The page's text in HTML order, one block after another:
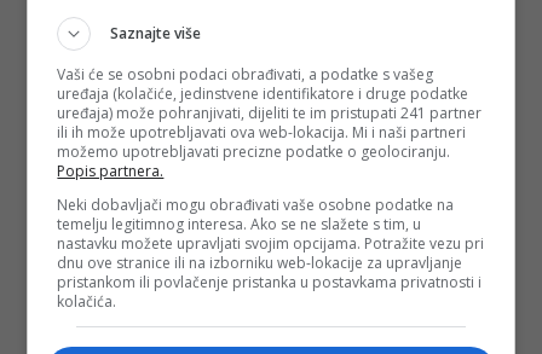
Saznajte više
Vaši će se osobni podaci obrađivati, a podatke s vašeg
uređaja (kolačiće, jedinstvene identifikatore i druge podatke
uređaja) može pohranjivati, dijeliti te im pristupati 241 partner
ili ih može upotrebljavati ova web-lokacija. Mi i naši partneri
možemo upotrebljavati precizne podatke o geolociranju.
Popis partnera.
Neki dobavljači mogu obrađivati vaše osobne podatke na
temelju legitimnog interesa. Ako se ne slažete s tim, u
nastavku možete upravljati svojim opcijama. Potražite vezu pri
dnu ove stranice ili na izborniku web-lokacije za upravljanje
pristankom ili povlačenje pristanka u postavkama privatnosti i
kolačića.